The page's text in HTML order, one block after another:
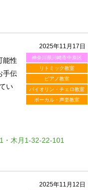
2025年11月17日
神奈川県川崎市中原区
リトミック教室
ピアノ教室
バイオリン・チェロ教室
ボーカル・声楽教室
能性
手伝
い
・木月1-32-22-101
2025年11月12日